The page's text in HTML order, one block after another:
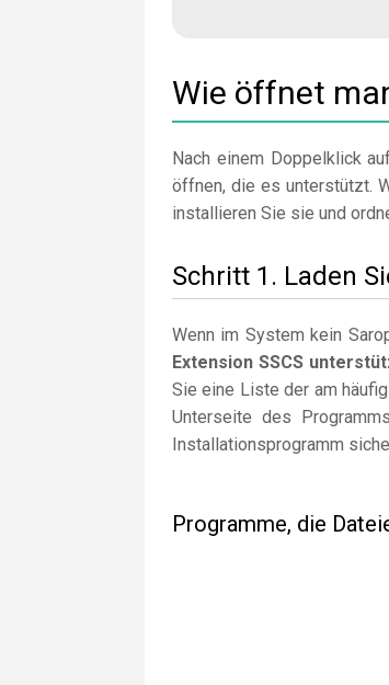
Wie öffnet
Nach einem Doppelklick
öffnen, die es unterstützt.
installieren Sie sie und
Schritt 1. Laden
Wenn im System kein
Extension SSCS
Sie eine Liste der am
Unterseite des
Installationsprogramm
Programme, die